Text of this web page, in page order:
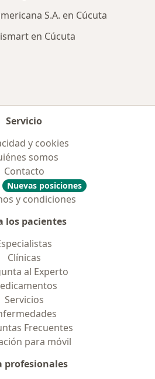
S.A. en Cúcuta
en Cúcuta
Servicio
y cookies
somos
Contacto
Nuevas posiciones
y condiciones
los pacientes
Clínicas
al Experto
Servicios
Frecuentes
para móvil
profesionales